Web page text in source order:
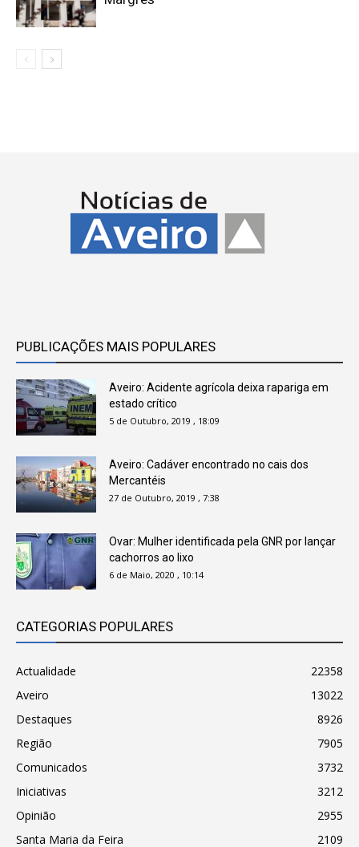
PUBLICAÇÕES MAIS POPULARES
Aveiro: Acidente agrícola deixa rapariga em
estado crítico
5 de Outubro, 2019 , 18:09
Aveiro: Cadáver encontrado no cais dos
Mercantéis
27 de Outubro, 2019 , 7:38
Ovar: Mulher identificada pela GNR por lançar
cachorros ao lixo
6 de Maio, 2020 , 10:14
CATEGORIAS POPULARES
Actualidade
22358
Aveiro
13022
Destaques
8926
Região
7905
Comunicados
3732
Iniciativas
3212
Opinião
2955
Santa Maria da Feira
2109